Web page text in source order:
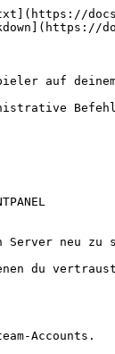
auf
Server neu zu
du
Accounts.